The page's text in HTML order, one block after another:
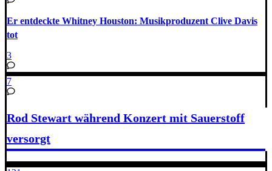
Er entdeckte Whitney Houston: Musikproduzent Clive Davis
tot
3
7
Rod Stewart während Konzert mit Sauerstoff
versorgt